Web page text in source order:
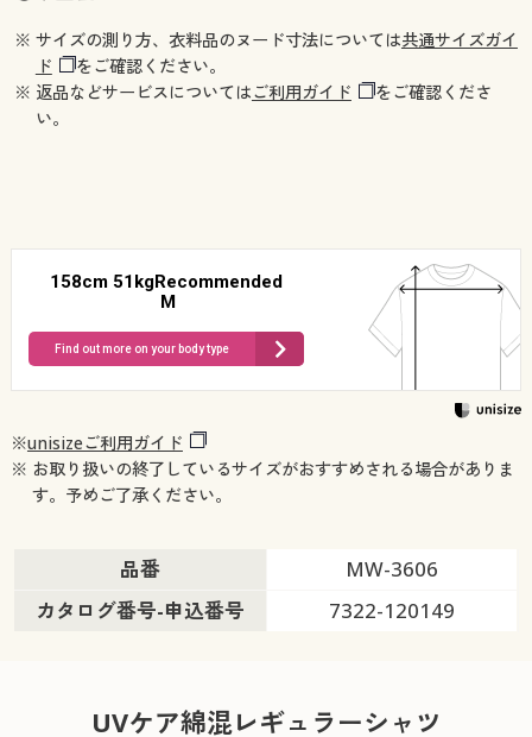
※ サイズの測り方、衣料品のヌード寸法については共通サイズガイ
ド
をご確認ください。
※ 返品などサービスについてはご利用ガイド
をご確認くださ
い。
158cm 51kgRecommended
M
Find out more on your body type
※unisizeご利用ガイド
※ お取り扱いの終了しているサイズがおすすめされる場合がありま
す。予めご了承ください。
品番
MW-3606
カタログ番号-申込番号
7322-120149
UVケア綿混レギュラーシャツ